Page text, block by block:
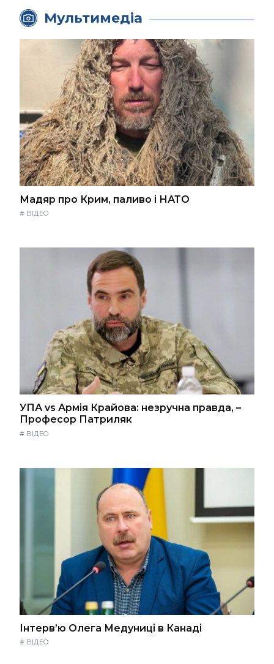
Мультимедіа
Мадяр про Крим, паливо і НАТО
# ВІДЕО
УПА vs Армія Крайова: незручна правда, –
Професор Патриляк
# ВІДЕО
Інтерв’ю Олега Медуниці в Канаді
# ВІДЕО